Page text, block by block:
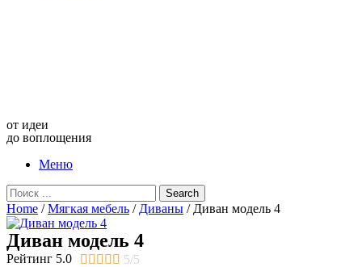
от идеи
до воплощения
Меню
Search
Home /Мягкая мебель / Диваны / Диван модель 4
Диван модель 4
Рейтинг 5.0      5/5